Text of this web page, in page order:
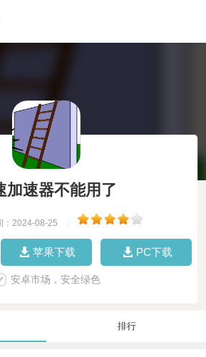
加速器不能用了
：2024-08-25
苹果下载 PC下载
安卓市场，安全绿色
排行